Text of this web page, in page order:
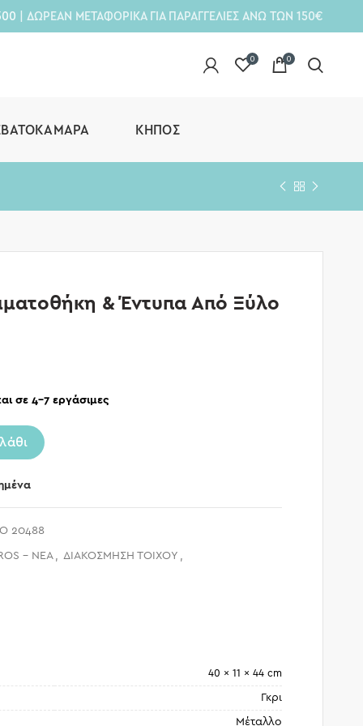
| ΔΩΡΕΑΝ ΜΕΤΑΦΟΡΙΚΑ ΓΙΑ ΠΑΡΑΓΓΕΛΙΕΣ ΑΝΩ ΤΩΝ 150€
0 0
ΚΉΠΟΣ
& Έντυπα Από Ξύλο
σε 4-7 εργάσιμες
20488
- ΝΕΑ , ΔΙΑΚΟΣΜΗΣΗ ΤΟΙΧΟΥ ,
40 × 11 × 44 cm
Γκρι
Μέταλλο